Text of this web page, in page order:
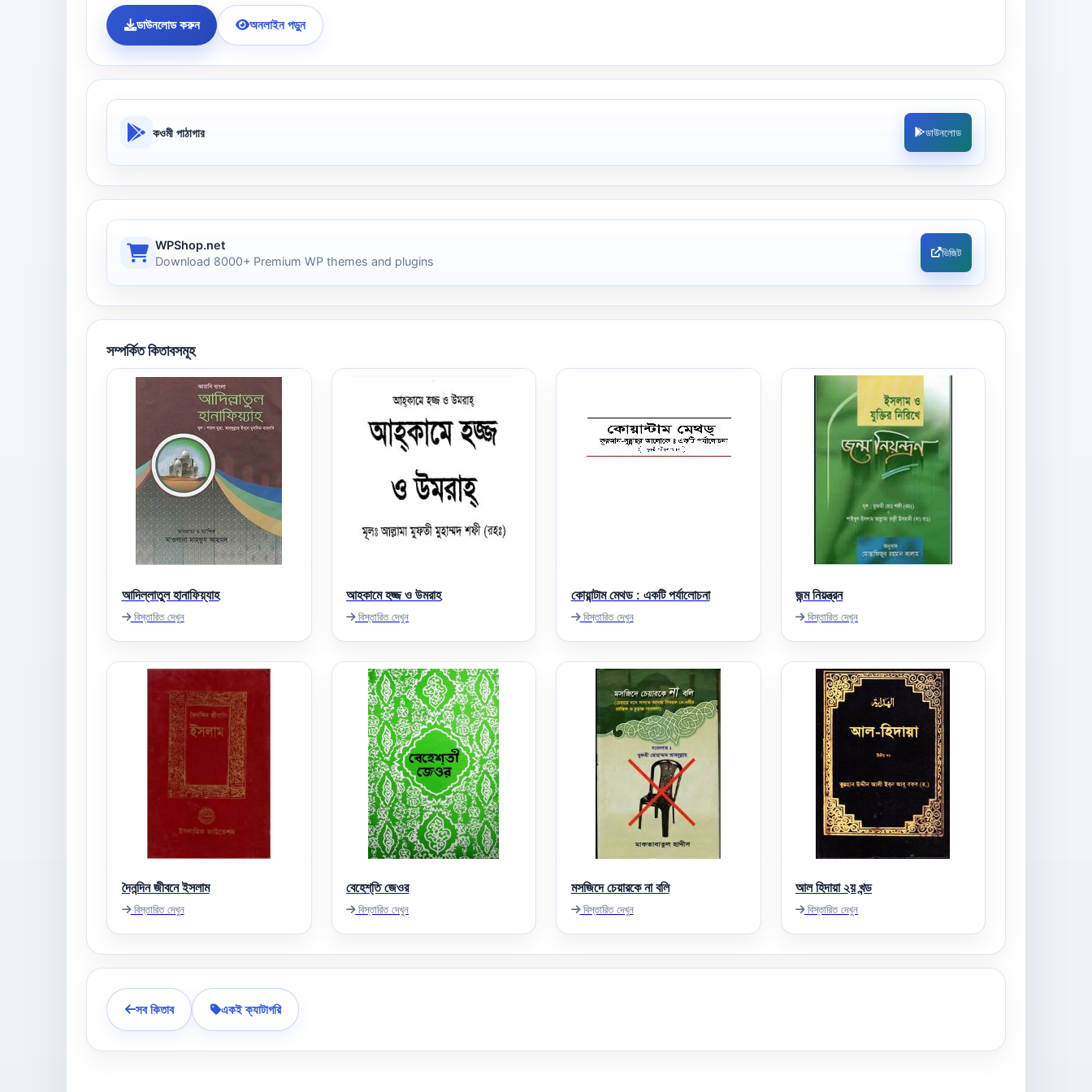
ডাউনলোড করুন অনলাইন পড়ুন
কওমী পাঠাগার ডাউনলোড
WPShop.net
Download 8000+ Premium WP themes and plugins
ভিজিট
সম্পর্কিত কিতাবসমূহ
আদিল্লাতুল হানাফিয়্যাহ
বিস্তারিত দেখুন
আহকামে হজ্জ ও উমরাহ
বিস্তারিত দেখুন
কোয়ান্টাম মেথড : একটি পর্যালোচনা
বিস্তারিত দেখুন
জন্ম নিয়ন্ত্রন
বিস্তারিত দেখুন
দৈনন্দিন জীবনে ইসলাম
বিস্তারিত দেখুন
বেহেশ্‌তি জেওর
বিস্তারিত দেখুন
মসজিদে চেয়ারকে না বলি
বিস্তারিত দেখুন
আল হিদায়া ২য় খন্ড
বিস্তারিত দেখুন
সব কিতাব একই ক্যাটাগরি